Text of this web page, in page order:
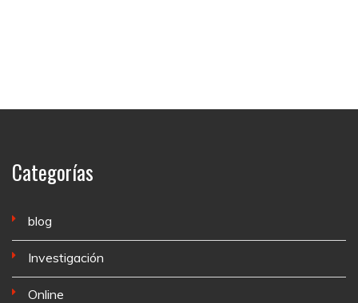
Categorías
blog
Investigación
Online